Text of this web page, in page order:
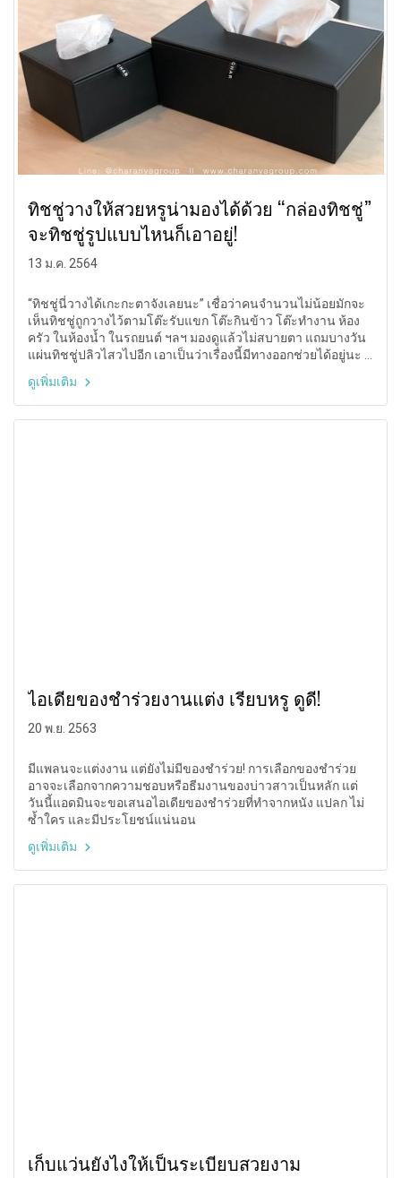
ทิชชู่วางให้สวยหรูน่ามองได้ด้วย “กล่องทิชชู่”
จะทิชชู่รูปแบบไหนก็เอาอยู่!
13 ม.ค. 2564
“ทิชชู่นี่วางได้เกะกะตาจังเลยนะ” เชื่อว่าคนจำนวนไม่น้อยมักจะ
เห็นทิชชู่ถูกวางไว้ตามโต๊ะรับแขก โต๊ะกินข้าว โต๊ะทำงาน ห้อง
ครัว ในห้องน้ำ ในรถยนต์ ฯลฯ มองดูแล้วไม่สบายตา แถมบางวัน
แผ่นทิชชู่ปลิวไสวไปอีก เอาเป็นว่าเรื่องนี้มีทางออกช่วยได้อยู่นะ ก็
ลองใช้งาน “กล่องทิชชู่” ดูซิ แอบกระซิบเลยว่าจะทำให้ทิช่ชูวาง
ที่ไหนสวยหรูน่ามองไปหมด ไม่ว่าจะเป็นทิชชู่รูปแบบไหนเอาอยู่!
ดูเพิ่มเติม
ไอเดียของชำร่วยงานแต่ง เรียบหรู ดูดี!
20 พ.ย. 2563
มีแพลนจะแต่งงาน แต่ยังไม่มีของชำร่วย! การเลือกของชำร่วย
อาจจะเลือกจากความชอบหรือธีมงานของบ่าวสาวเป็นหลัก แต่
วันนี้แอดมินจะขอเสนอไอเดียของชำร่วยที่ทำจากหนัง แปลก ไม่
ซ้ำใคร และมีประโยชน์แน่นอน
ดูเพิ่มเติม
เก็บแว่นยังไงให้เป็นระเบียบสวยงาม